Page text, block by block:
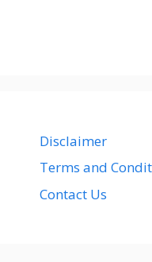
Disclaimer
Terms and
Contact Us